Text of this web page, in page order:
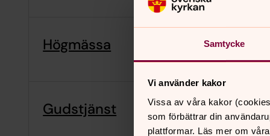
Samtycke
Vi använder kakor
Vissa av våra kakor
som förbättrar din
plattformar. Läs mer om
Högmässa
Gudstjänst